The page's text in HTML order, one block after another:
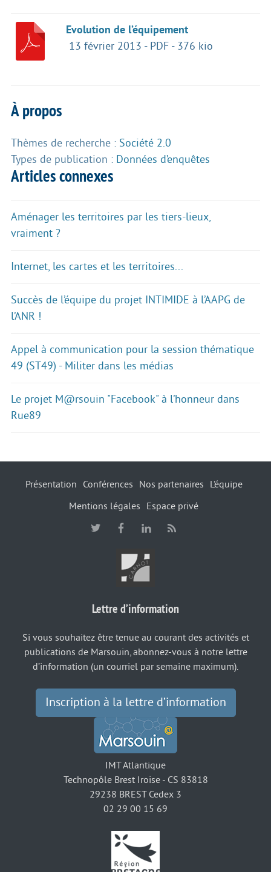
Evolution de l’équipement
13 février 2013 - PDF - 376 kio
À propos
Thèmes de recherche : Société 2.0
Types de publication : Données d’enquêtes
Articles connexes
Aménager les territoires par les tiers-lieux,
vraiment ?
Internet, les cartes et les territoires...
Succès de l’équipe du projet INTIMIDE à l’AAPG de
l’ANR !
Appel à communication pour la session thématique
49 (ST49) - Militer dans les médias
Le projet M@rsouin "Facebook" à l’honneur dans
Rue89
Présentation Conférences Nos partenaires
L’équipe
Mentions légales
Espace privé
Lettre d’information
Si vous souhaitez être tenue au courant des activités et
publications de Marsouin, abonnez-vous à notre lettre
d’information (un courriel par semaine maximum).
Inscription à la lettre d’information
IMT Atlantique
Technopôle Brest Iroise - CS 83818
29238 BREST Cedex 3
02 29 00 15 69